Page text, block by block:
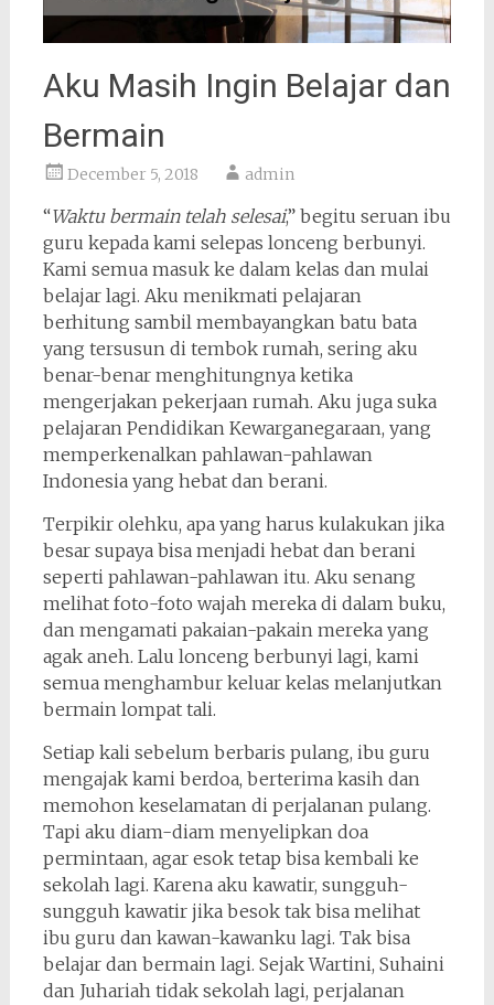
Aku Masih Ingin Belajar dan
Bermain
December 5, 2018 admin
“Waktu bermain telah selesai,” begitu seruan ibu
guru kepada kami selepas lonceng berbunyi.
Kami semua masuk ke dalam kelas dan mulai
belajar lagi. Aku menikmati pelajaran
berhitung sambil membayangkan batu bata
yang tersusun di tembok rumah, sering aku
benar-benar menghitungnya ketika
mengerjakan pekerjaan rumah. Aku juga suka
pelajaran Pendidikan Kewarganegaraan, yang
memperkenalkan pahlawan-pahlawan
Indonesia yang hebat dan berani.
Terpikir olehku, apa yang harus kulakukan jika
besar supaya bisa menjadi hebat dan berani
seperti pahlawan-pahlawan itu. Aku senang
melihat foto-foto wajah mereka di dalam buku,
dan mengamati pakaian-pakain mereka yang
agak aneh. Lalu lonceng berbunyi lagi, kami
semua menghambur keluar kelas melanjutkan
bermain lompat tali.
Setiap kali sebelum berbaris pulang, ibu guru
mengajak kami berdoa, berterima kasih dan
memohon keselamatan di perjalanan pulang.
Tapi aku diam-diam menyelipkan doa
permintaan, agar esok tetap bisa kembali ke
sekolah lagi. Karena aku kawatir, sungguh-
sungguh kawatir jika besok tak bisa melihat
ibu guru dan kawan-kawanku lagi. Tak bisa
belajar dan bermain lagi. Sejak Wartini, Suhaini
dan Juhariah tidak sekolah lagi, perjalanan